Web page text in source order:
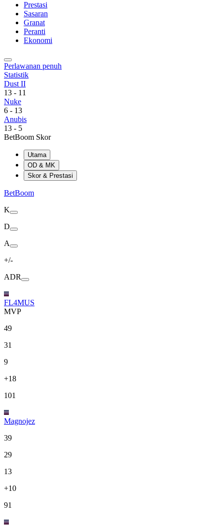
Prestasi
Sasaran
Granat
Peranti
Ekonomi
Perlawanan penuh
Statistik
Dust II
13 - 11
Nuke
6 - 13
Anubis
13 - 5
BetBoom Skor
Utama
OD & MK
Skor & Prestasi
BetBoom
K
D
A
+/-
ADR
FL4MUS
MVP
49
31
9
+18
101
Magnojez
39
29
13
+10
91